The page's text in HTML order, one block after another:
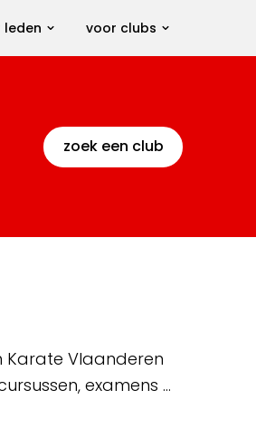
leden voor clubs
zoek een club
Karate Vlaanderen
examens …